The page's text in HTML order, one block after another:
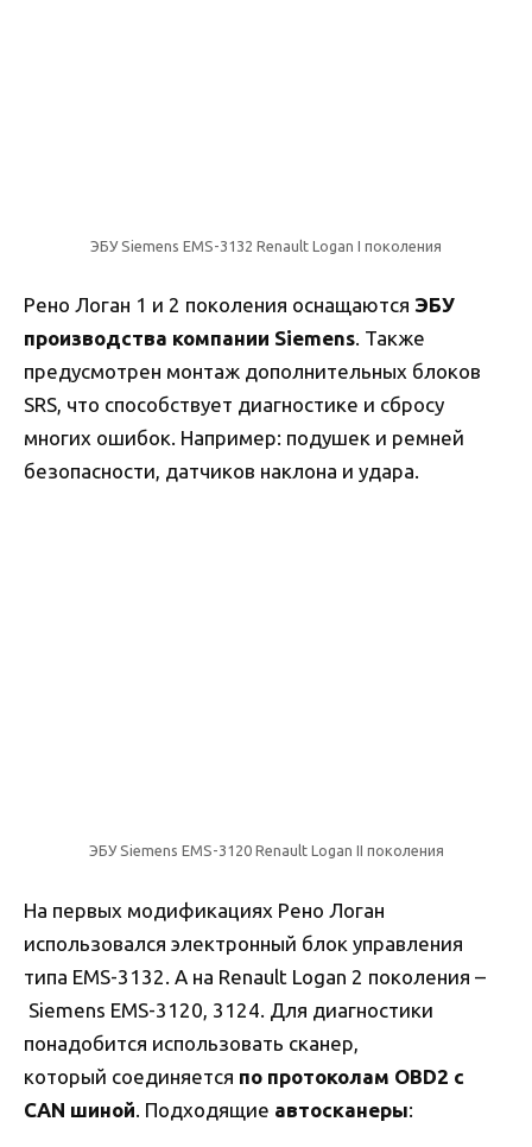
ЭБУ Siemens EMS-3132 Renault Logan I поколения
Рено Логан 1 и 2 поколения оснащаются ЭБУ
производства компании Siemens. Также
предусмотрен монтаж дополнительных блоков
SRS, что способствует диагностике и сбросу
многих ошибок. Например: подушек и ремней
безопасности, датчиков наклона и удара.
ЭБУ Siemens EMS-3120 Renault Logan II поколения
На первых модификациях Рено Логан
использовался электронный блок управления
типа EMS-3132. А на Renault Logan 2 поколения –
Siemens EMS-3120, 3124. Для диагностики
понадобится использовать сканер,
который соединяется по протоколам OBD2 с
CAN шиной . Подходящие автосканеры: